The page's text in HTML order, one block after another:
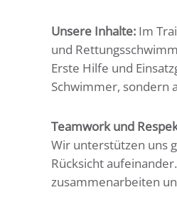
Unsere Inhalte: Im
und
Erste Hilfe und
Schwimmer, sondern
Teamwork und
Wir unterstützen uns
Rücksicht
zusammenarbeiten